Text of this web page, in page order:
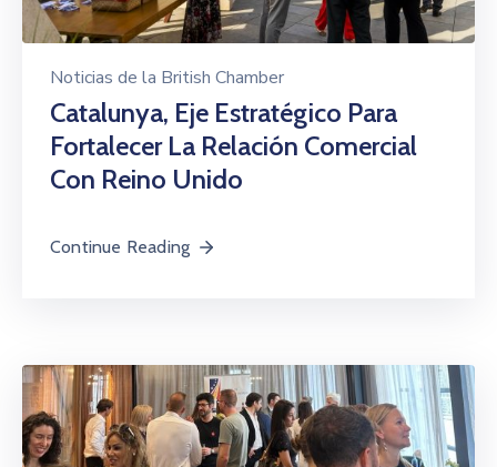
Noticias de la British Chamber
Catalunya, Eje Estratégico Para
Fortalecer La Relación Comercial
Con Reino Unido
Continue Reading